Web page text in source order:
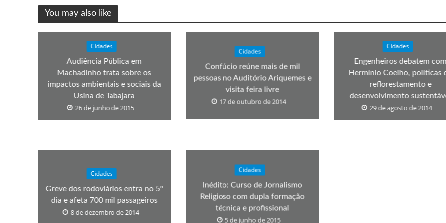
You may also like
Cidades
Audiência Pública em
Machadinho trata sobre os
impactos ambientais e sociais da
Usina de Tabajara
26 de junho de 2015
Cidades
Confúcio reúne mais de mil
pessoas no Auditório Ariquemes e
visita feira livre
17 de outubro de 2014
Cidades
Engenheiros debatem com
Hermínio Coelho, políticas
reflorestamento e
desenvolvimento
29 de agosto de 2014
Cidades
Greve dos rodoviários entra no 5º
dia e afeta 700 mil passageiros
8 de dezembro de 2014
Cidades
Inédito: Curso de Jornalismo
Religioso com dupla formação
técnica e profissional
5 de junho de 2015